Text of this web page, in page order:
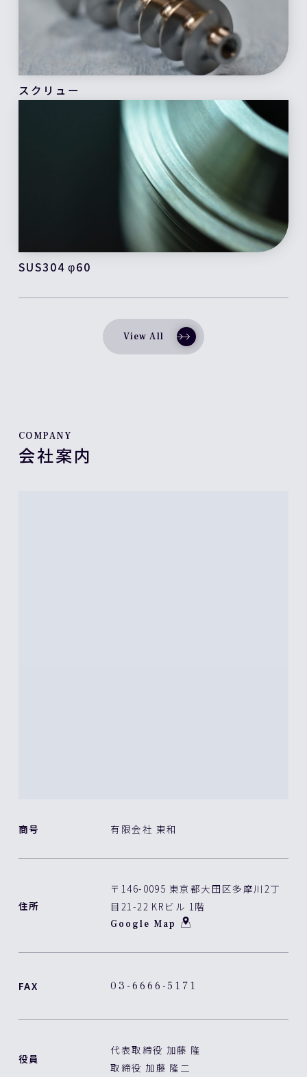
スクリュー
SUS304 φ60
View All
COMPANY
会社案内
商号 有限会社 東和
住所
〒146-0095 東京都大田区多摩川2丁
目21-22 KRビル 1階
Google Map
FAX 03-6666-5171
役員
代表取締役 加藤 隆
取締役 加藤 隆二